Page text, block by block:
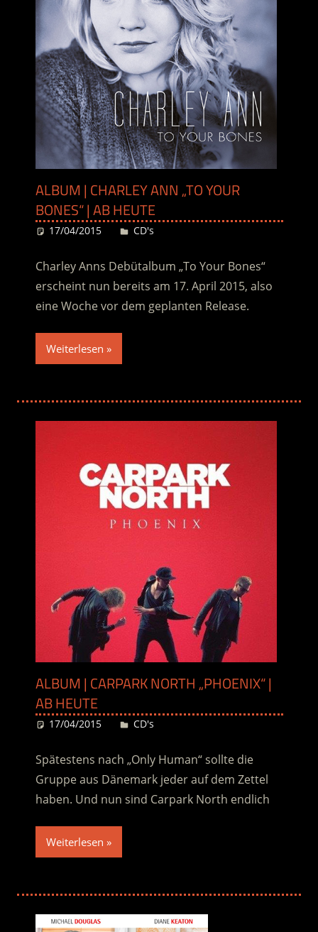
ALBUM | CHARLEY ANN „TO YOUR
BONES“ | AB HEUTE
17/04/2015 Desiree
CD's
Charley Anns Debütalbum „To Your Bones“
erscheint nun bereits am 17. April 2015, also
eine Woche vor dem geplanten Release.
Weiterlesen
ALBUM | CARPARK NORTH „PHOENIX“ |
AB HEUTE
17/04/2015 Desiree
CD's
Spätestens nach „Only Human“ sollte die
Gruppe aus Dänemark jeder auf dem Zettel
haben. Und nun sind Carpark North endlich
Weiterlesen